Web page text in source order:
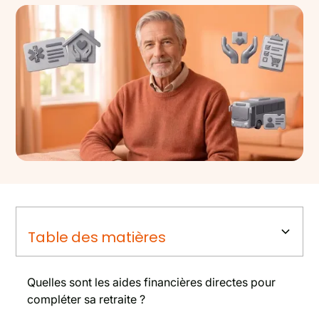
Table des matières
Quelles sont les aides financières directes pour
compléter sa retraite ?